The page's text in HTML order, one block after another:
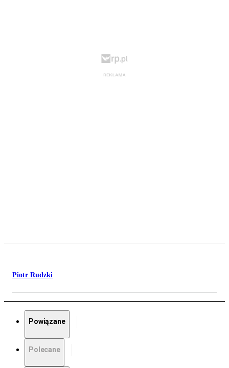
Piotr Rudzki
Powiązane
Polecane